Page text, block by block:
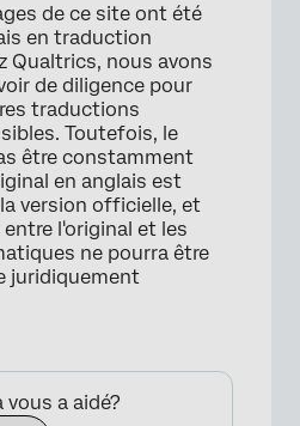
de ce site ont été
en traduction
Qualtrics, nous avons
de diligence pour
traductions
Toutefois, le
être constamment
en anglais est
version officielle, et
l'original et les
ne pourra être
juridiquement
a aidé?